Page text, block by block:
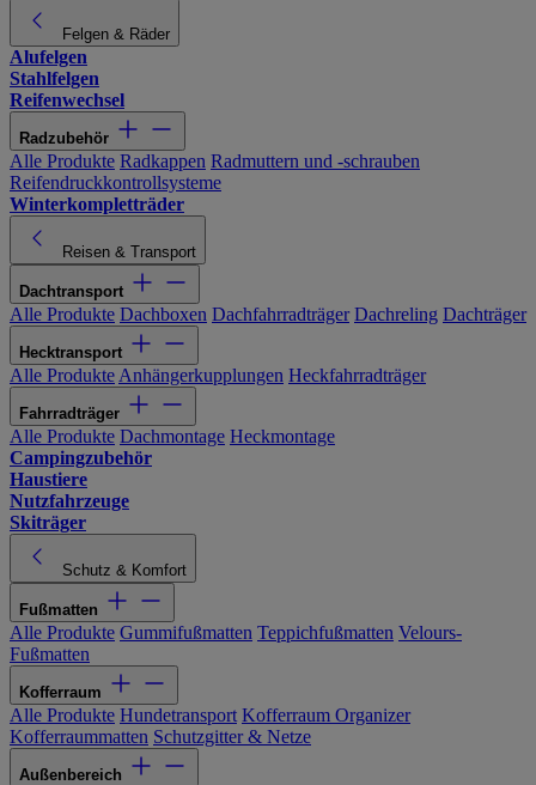
Felgen & Räder
Alufelgen
Stahlfelgen
Reifenwechsel
Radzubehör
Alle Produkte Radkappen Radmuttern und -schrauben
Reifendruckkontrollsysteme
Winterkompletträder
Reisen & Transport
Dachtransport
Alle Produkte Dachboxen Dachfahrradträger Dachreling Dachträger
Hecktransport
Alle Produkte Anhängerkupplungen Heckfahrradträger
Fahrradträger
Alle Produkte Dachmontage Heckmontage
Campingzubehör
Haustiere
Nutzfahrzeuge
Skiträger
Schutz & Komfort
Fußmatten
Alle Produkte Gummifußmatten Teppichfußmatten Velours-
Fußmatten
Kofferraum
Alle Produkte Hundetransport Kofferraum Organizer
Kofferraummatten Schutzgitter & Netze
Außenbereich